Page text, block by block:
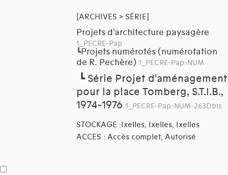
[ARCHIVES > SÉRIE]
Projets d'architecture paysagère
1_PECRE-Pap
┗Projets numérotés (numérotation
de R. Pechère) 1_PECRE-Pap-NUM
┗ Série Projet d'aménagement
pour la place Tomberg, S.T.I.B.,
1974-1976 1_PECRE-Pap-NUM-263Dbis
STOCKAGE :Ixelles, Ixelles, Ixelles
ACCES : Accès complet, Autorisé